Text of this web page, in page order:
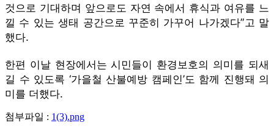
것으로 기대하며 앞으로도 자연 속에서 휴식과 여유를 느
낄 수 있는 생태 공간으로 꾸준히 가꾸어 나가겠다”고 말
했다.
한편 이날 현장에서는 시민들이 환경보호의 의미를 되새
길 수 있도록 ‘가을철 산불예방 캠페인’도 함께 진행돼 의
미를 더했다.
첨부파일 : 1(3).png